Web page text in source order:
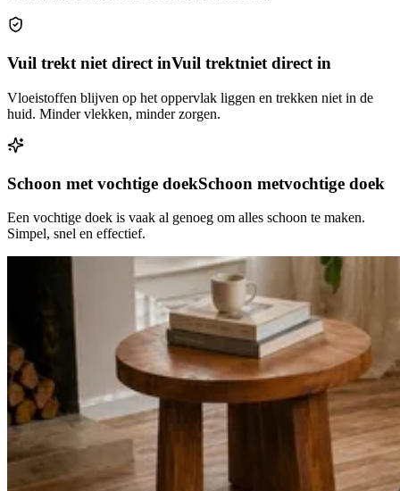
Vuil trekt niet direct inVuil trektniet direct in
Vloeistoffen blijven op het oppervlak liggen en trekken niet in de
huid. Minder vlekken, minder zorgen.
Schoon met vochtige doekSchoon metvochtige doek
Een vochtige doek is vaak al genoeg om alles schoon te maken.
Simpel, snel en effectief.